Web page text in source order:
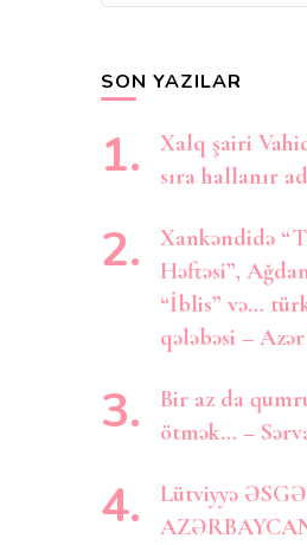
SON YAZILAR
Xalq şairi
sıra hallanır
Xankəndidə
Həftəsi”,
“İblis” və…
qələbəsi –
Bir az da
ötmək… –
Lütviyyə